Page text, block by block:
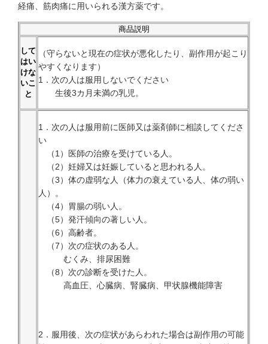
経痛、筋肉痛に用いられる漢方薬です。
商品説明
して
はい
けな
いこ
と
（守らないと現在の症状が悪化したり、副作用が起こり
やすくなります）
1．次の人は服用しないでください
生後3カ月未満の乳児。
1．次の人は服用前に医師又は薬剤師に相談してくださ
い
（1）医師の治療を受けている人。
（2）妊婦又は妊娠していると思われる人。
（3）体の虚弱な人（体力の衰えている人、体の弱い
人）。
（4）胃腸の弱い人。
（5）発汗傾向の著しい人。
（6）高齢者。
（7）次の症状のある人。
むくみ、排尿困難
（8）次の診断を受けた人。
高血圧、心臓病、腎臓病、甲状腺機能障害
2．服用後、次の症状があらわれた場合は副作用の可能